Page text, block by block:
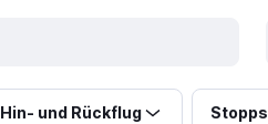
Hin- und Rückflug Stopps